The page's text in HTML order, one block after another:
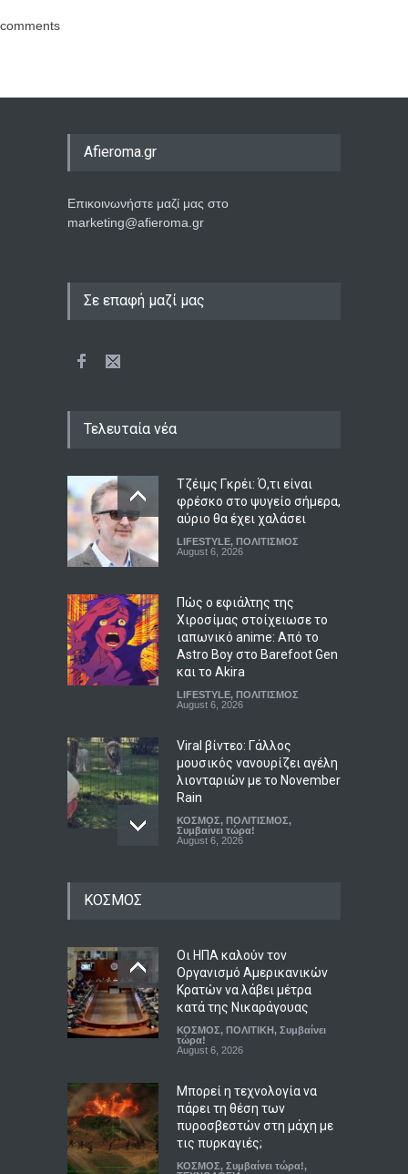
comments
Afieroma.gr
Επικοινωνήστε μαζί μας στο
marketing@afieroma.gr
Σε επαφή μαζί μας
Τελευταία νέα
Τζέιμς Γκρέι: Ό,τι είναι
φρέσκο στο ψυγείο σήμερα,
αύριο θα έχει χαλάσει
LIFESTYLE, ΠΟΛΙΤΙΣΜΟΣ
August 6, 2026
Πώς ο εφιάλτης της
Χιροσίμας στοίχειωσε το
ιαπωνικό anime: Από το
Astro Boy στο Barefoot Gen
και το Akira
LIFESTYLE, ΠΟΛΙΤΙΣΜΟΣ
August 6, 2026
Viral βίντεο: Γάλλος
μουσικός νανουρίζει αγέλη
λιονταριών με το November
Rain
ΚΟΣΜΟΣ, ΠΟΛΙΤΙΣΜΟΣ,
Συμβαίνει τώρα!
August 6, 2026
των συμφερόντων των
αγροτών
ΠΟΛΙΤΙΚΗ ,Συμβαίνει τώρα!
August 6, 2026
Μήνυμα 112 για φωτιά
στην Κρήνη Λάρισας –
ΑΠΟΨΕΙΣ , ΠΕΡΙΒΑΛΛΟΝ
August 6, 2026
ΚΟΣΜΟΣ
Οι ΗΠΑ καλούν τον
Οργανισμό Αμερικανικών
Κρατών να λάβει μέτρα
κατά της Νικαράγουας
ΚΟΣΜΟΣ, ΠΟΛΙΤΙΚΗ, Συμβαίνει
τώρα!
August 6, 2026
Μπορεί η τεχνολογία να
πάρει τη θέση των
πυροσβεστών στη μάχη με
τις πυρκαγιές;
ΚΟΣΜΟΣ, Συμβαίνει τώρα!,